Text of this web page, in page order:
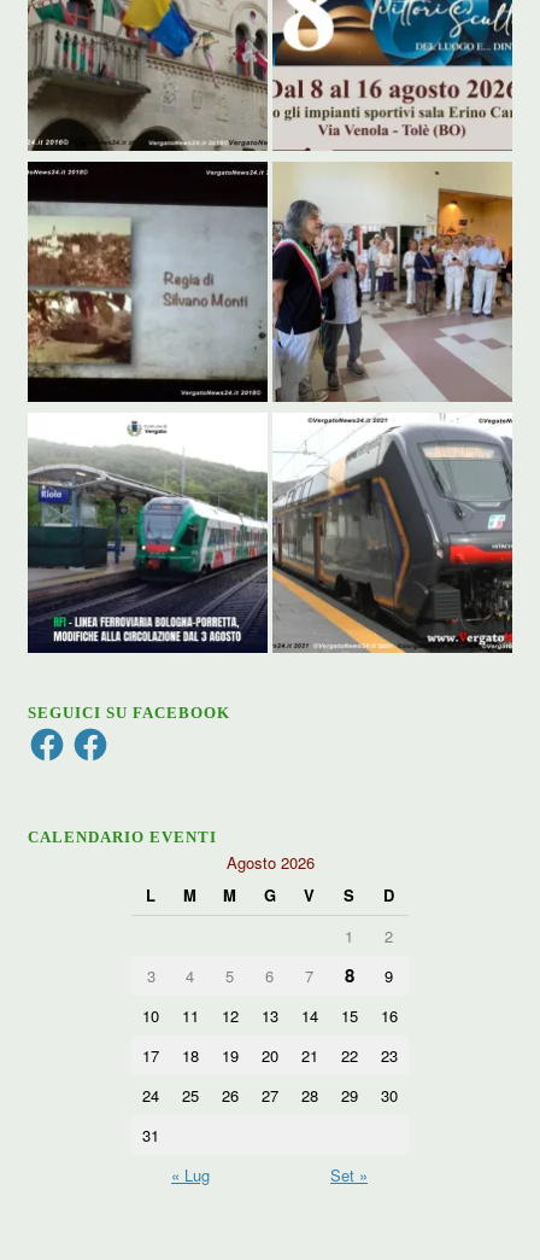
SEGUICI SU FACEBOOK
FacebookFacebook
CALENDARIO EVENTI
Agosto 2026
L
M M G V S
D
1
2
3
4 5 6 7 8
9
10
11 12 13 14 15
16
17
18 19 20 21 22
23
24
25 26 27 28 29
30
31
« Lug
Set »